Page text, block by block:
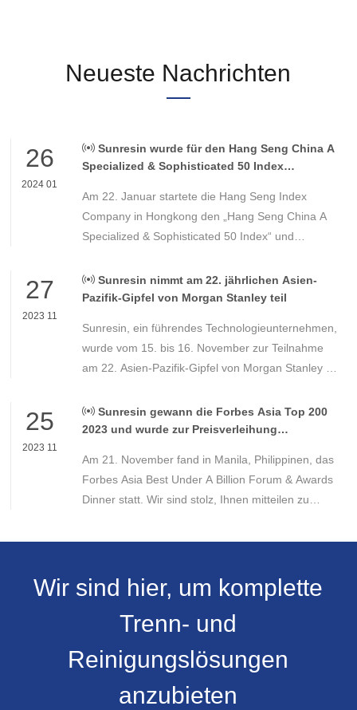
Neueste Nachrichten
26
2024 01
Sunresin wurde für den Hang Seng China A
Specialized & Sophisticated 50 Index
Am 22. Januar startete die Hang Seng Index
Company in Hongkong den „Hang Seng China A
Specialized & Sophisticated 50 Index“ und
konstituierende Aktie ausgewählt. Zum 12. Januar
2024 lag der Anteil bei 2,78 %.
27
2023 11
Sunresin nimmt am 22. jährlichen Asien-
Pazifik-Gipfel von Morgan Stanley teil
Sunresin, ein führendes Technologieunternehmen,
wurde vom 15. bis 16. November zur Teilnahme
am 22. Asien-Pazifik-Gipfel von Morgan Stanley in
entscheidende Konferenz für institutionelle
Anleger im asiatisch-pazifischen Raum.
25
2023 11
Sunresin gewann die Forbes Asia Top 200
2023 und wurde zur Preisverleihung
Am 21. November fand in Manila, Philippinen, das
Forbes Asia Best Under A Billion Forum & Awards
Dinner statt. Wir sind stolz, Ihnen mitteilen zu
Sunresin, zur Preisverleihung eingeladen wurde
2020 erhalten hat.
Wir sind hier, um komplette
Trenn- und
Reinigungslösungen
anzubieten